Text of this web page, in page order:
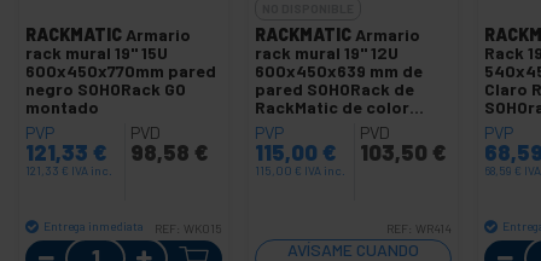
RACKMATIC Armario
rack mural 19'' 15U
600x450x770mm pared
negro SOHORack GO
montado
PVP
121,33 €
121,33 € IVA inc.
PVD
98,58 €
Entrega inmediata REF: WK015
Cantidad
RACKMATIC Armario
rack mural 19'' 12U
600x450x639 mm de
pared SOHORack de
RackMatic de color
blanco RAL 9035
PVP
115,00 €
115,00 € IVA inc.
PVD
103,50 €
REF: WR414
AVÍSAME CUANDO
Rack
Claro
PVP
68,59 €